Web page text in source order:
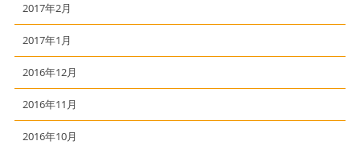
2017年2月
2017年1月
2016年12月
2016年11月
2016年10月